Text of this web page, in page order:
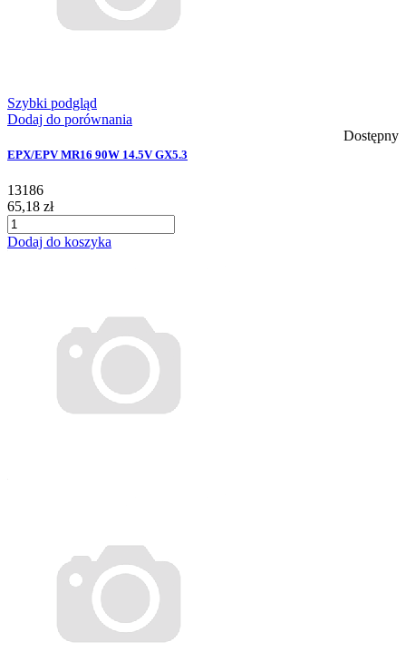
Szybki podgląd
Dodaj do porównania
Dostępny
EPX/EPV MR16 90W 14.5V GX5.3
13186
65,18 zł
Dodaj do koszyka